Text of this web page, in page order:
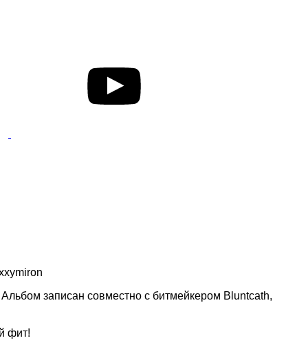
записан совместно с битмейкером Bluntcath,
фит!